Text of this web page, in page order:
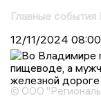
Главные
12/11/2024 08:00
© ООО